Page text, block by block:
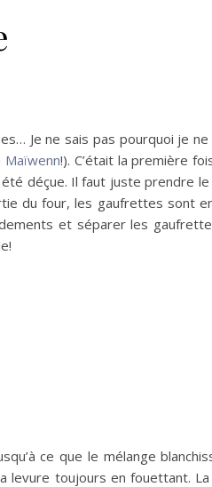
Je ne sais pas pourquoi je ne
Maïwenn!). C’était la première
déçue. Il faut juste prendre le
du four, les gaufrettes sont
et séparer les
ce que le mélange
levure toujours en fouettant.